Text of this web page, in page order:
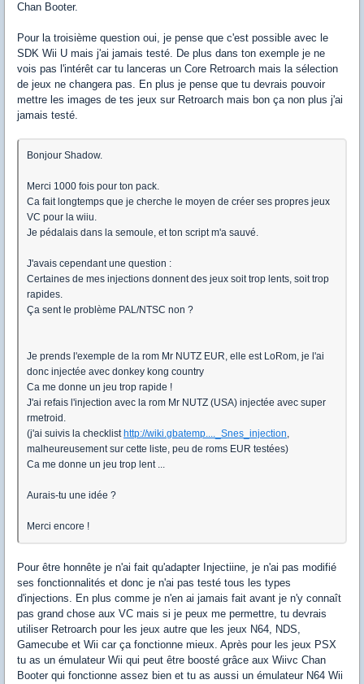
Chan Booter.
Pour la troisième question oui, je pense que c'est possible avec le
SDK Wii U mais j'ai jamais testé. De plus dans ton exemple je ne
vois pas l'intérêt car tu lanceras un Core Retroarch mais la sélection
de jeux ne changera pas. En plus je pense que tu devrais pouvoir
mettre les images de tes jeux sur Retroarch mais bon ça non plus j'ai
jamais testé.
Bonjour Shadow.
Merci 1000 fois pour ton pack.
Ca fait longtemps que je cherche le moyen de créer ses propres jeux
VC pour la wiiu.
Je pédalais dans la semoule, et ton script m'a sauvé.
J'avais cependant une question :
Certaines de mes injections donnent des jeux soit trop lents, soit trop
rapides.
Ça sent le problème PAL/NTSC non ?
Je prends l'exemple de la rom Mr NUTZ EUR, elle est LoRom, je l'ai
donc injectée avec donkey kong country
Ca me donne un jeu trop rapide !
J'ai refais l'injection avec la rom Mr NUTZ (USA) injectée avec super
rmetroid.
(j'ai suivis la checklist http://wiki.gbatemp...._Snes_injection,
malheureusement sur cette liste, peu de roms EUR testées)
Ca me donne un jeu trop lent ...
Aurais-tu une idée ?
Merci encore !
Pour être honnête je n'ai fait qu'adapter Injectiine, je n'ai pas modifié
ses fonctionnalités et donc je n'ai pas testé tous les types
d'injections. En plus comme je n'en ai jamais fait avant je n'y connaît
pas grand chose aux VC mais si je peux me permettre, tu devrais
utiliser Retroarch pour les jeux autre que les jeux N64, NDS,
Gamecube et Wii car ça fonctionne mieux. Après pour les jeux PSX
tu as un émulateur Wii qui peut être boosté grâce aux Wiivc Chan
Booter qui fonctionne assez bien et tu as aussi un émulateur N64 Wii